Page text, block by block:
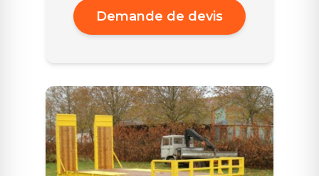
Demande de devis